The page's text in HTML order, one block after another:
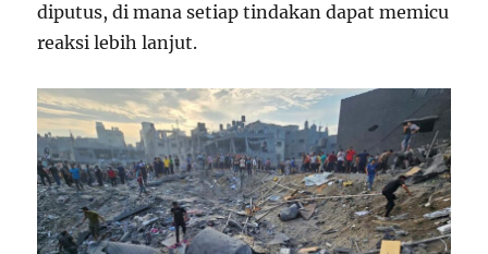
diputus, di mana setiap tindakan dapat memicu
reaksi lebih lanjut.